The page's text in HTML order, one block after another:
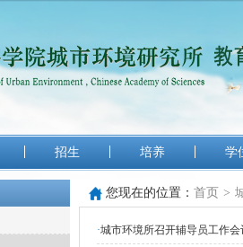
招生 培养 学
您现在的位置： 首页 >
·城市环境所召开辅导员工作